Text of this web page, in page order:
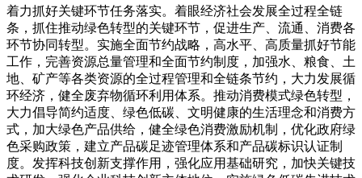
着力抓好关键环节任务落实。着眼经济社会发展全过程全链
条，抓住推动绿色转型的关键环节，促进生产、流通、消费各
环节协同转型。实施全面节约战略，高水平、高质量抓好节能
工作，完善资源总量管理和全面节约制度，加强水、粮食、土
地、矿产等各类资源的全过程管理和全链条节约，大力发展循
环经济，健全废弃物循环利用体系。推动消费模式绿色转型，
大力倡导简约适度、绿色低碳、文明健康的生活理念和消费方
式，加大绿色产品供给，健全绿色消费激励机制，优化政府绿
色采购政策，建立产品碳足迹管理体系和产品碳标识认证制
度。发挥科技创新支撑作用，强化应用基础研究，加快关键技